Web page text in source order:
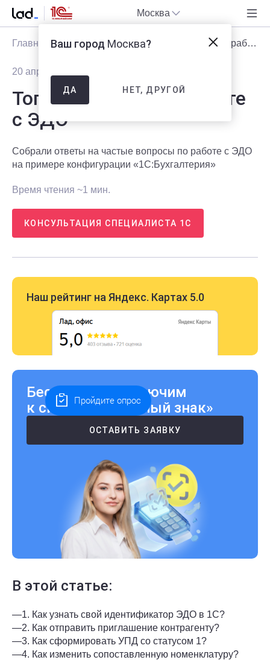
Москва
Главная Блог Статьи Топ-5 вопросов по работе с ЭДО
20 апреля 2025
Топ-5 вопросов по работе
с ЭДО
Собрали ответы на частые вопросы по работе с ЭДО
на примере конфигурации «1С:Бухгалтерия»
Время чтения ~1 мин.
КОНСУЛЬТАЦИЯ СПЕЦИАЛИСТА 1С
Наш рейтинг на Яндекс. Картах 5.0
Бесплатно подключим
к системе «Честный знак»
ОСТАВИТЬ ЗАЯВКУ
В этой статье:
—1. Как узнать свой идентификатор ЭДО в 1С?
—2. Как отправить приглашение контрагенту?
—3. Как сформировать УПД со статусом 1?
—4. Как изменить сопоставленную номенклатуру?
Ваш город Москва?
ДА НЕТ, ДРУГОЙ
Пройдите опрос